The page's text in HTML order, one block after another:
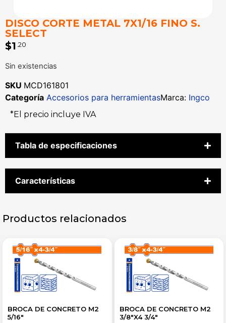
DISCO CORTE METAL 7X1/16 FINO S.
SELECT
$1 .20
Sin existencias
SKU MCD161801
Categoría Accesorios para herramientasMarca: Ingco
*El precio incluye IVA
Tabla de especificaciones
Características
Productos relacionados
BROCA DE CONCRETO M2
5/16″
BROCA DE CONCRETO M2
3/8″X4 3/4″